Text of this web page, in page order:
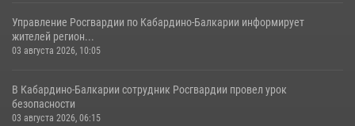
Управление Росгвардии по Кабардино-Балкарии информирует
жителей регион...
03 августа 2026, 10:05
В Кабардино‑Балкарии сотрудник Росгвардии провел урок
безопасности
03 августа 2026, 06:15